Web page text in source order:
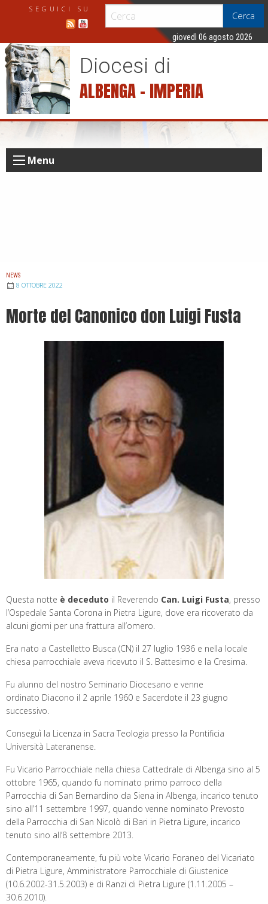
p
n
Cerca
SEGUICI SU
giovedì 06 agosto 2026
Diocesi di
ALBENGA – IMPERIA
Menu
NEWS
8 OTTOBRE 2022
Morte del Canonico don Luigi Fusta
Questa notte è deceduto il Reverendo Can. Luigi Fusta, presso
l’Ospedale Santa Corona in Pietra Ligure, dove era ricoverato da
alcuni giorni per una frattura all’omero.
Era nato a Castelletto Busca (CN) il 27 luglio 1936 e nella locale
chiesa parrocchiale aveva ricevuto il S. Battesimo e la Cresima.
Fu alunno del nostro Seminario Diocesano e venne
ordinato Diacono il 2 aprile 1960 e Sacerdote il 23 giugno
successivo.
Conseguì la Licenza in Sacra Teologia presso la Pontificia
Università Lateranense.
Fu Vicario Parrocchiale nella chiesa Cattedrale di Albenga sino al 5
ottobre 1965, quando fu nominato primo parroco della
Parrocchia di San Bernardino da Siena in Albenga, incarico tenuto
sino all’11 settembre 1997, quando venne nominato Prevosto
della Parrocchia di San Nicolò di Bari in Pietra Ligure, incarico
tenuto sino all’8 settembre 2013.
Contemporaneamente, fu più volte Vicario Foraneo del Vicariato
di Pietra Ligure, Amministratore Parrocchiale di Giustenice
(10.6.2002-31.5.2003) e di Ranzi di Pietra Ligure (1.11.2005 –
30.6.2010).